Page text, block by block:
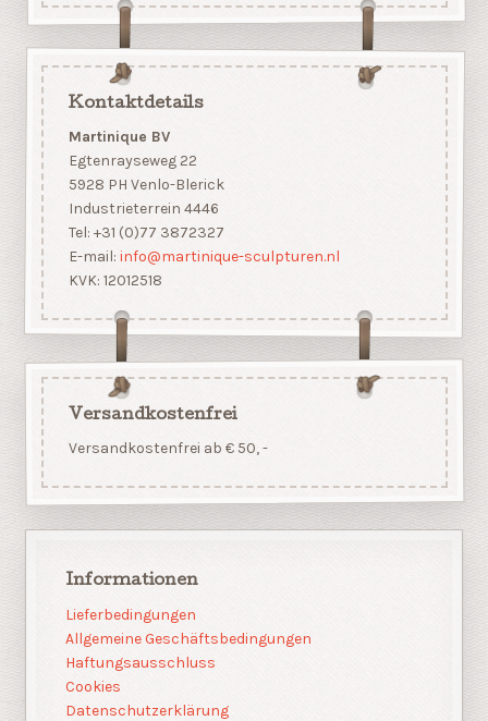
Kontaktdetails
Martinique BV
Egtenrayseweg 22
5928 PH Venlo-Blerick
Industrieterrein 4446
Tel: +31 (0)77 3872327
E-mail: info@martinique-sculpturen.nl
KVK: 12012518
Versandkostenfrei
Versandkostenfrei ab € 50, -
Informationen
Lieferbedingungen
Allgemeine Geschäftsbedingungen
Haftungsausschluss
Cookies
Datenschutzerklärung